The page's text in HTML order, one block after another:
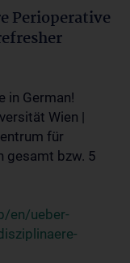
Perioperative
in German!
Wien |
für
gesamt bzw. 5
en/ueber-